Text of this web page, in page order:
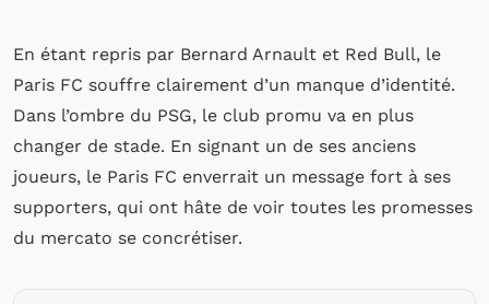
En étant repris par Bernard Arnault et Red Bull, le
Paris FC souffre clairement d’un manque d’identité.
Dans l’ombre du PSG, le club promu va en plus
changer de stade. En signant un de ses anciens
joueurs, le Paris FC enverrait un message fort à ses
supporters, qui ont hâte de voir toutes les promesses
du mercato se concrétiser.